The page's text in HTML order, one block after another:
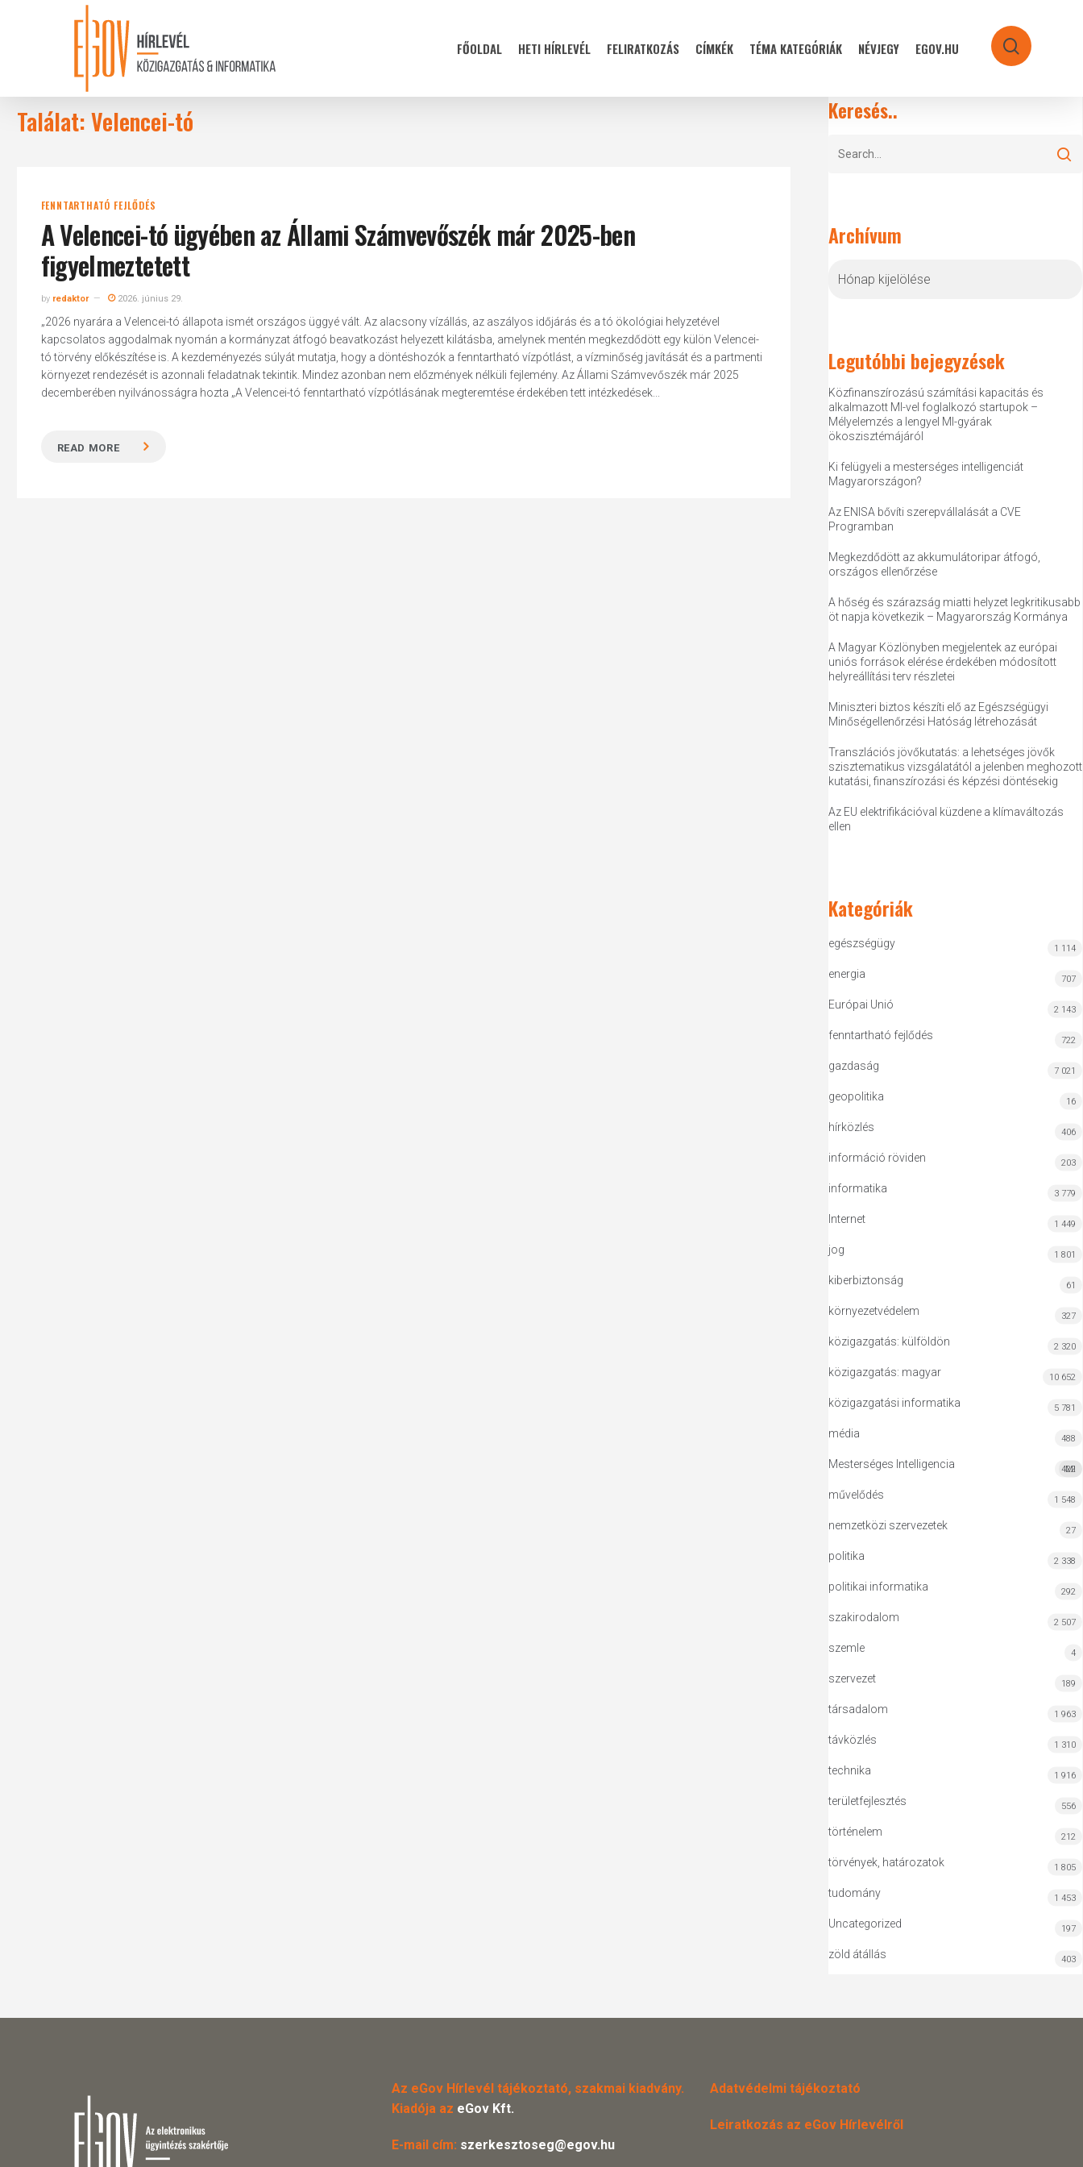
Hit enter to search or ESC to close
FŐOLDAL HETI HÍRLEVÉL FELIRATKOZÁS CÍMKÉK TÉMA KATEGÓRIÁK NÉVJEGY EGOV.HU search
Találat: Velencei-tó
FENNTARTHATÓ FEJLŐDÉS
A Velencei-tó ügyében az Állami Számvevőszék már 2025-ben
figyelmeztetett
by redaktor 2026. június 29.
„2026 nyarára a Velencei-tó állapota ismét országos üggyé vált. Az alacsony vízállás, az aszályos időjárás és a tó ökológiai helyzetével
kapcsolatos aggodalmak nyomán a kormányzat átfogó beavatkozást helyezett kilátásba, amelynek mentén megkezdődött egy külön Velencei-
tó törvény előkészítése is. A kezdeményezés súlyát mutatja, hogy a döntéshozók a fenntartható vízpótlást, a vízminőség javítását és a partmenti
környezet rendezését is azonnali feladatnak tekintik. Mindez azonban nem előzmények nélküli fejlemény. Az Állami Számvevőszék már 2025
decemberében nyilvánosságra hozta „A Velencei-tó fenntartható vízpótlásának megteremtése érdekében tett intézkedések...
READ MORE
Keresés..
Archívum
Legutóbbi bejegyzések
Közfinanszírozású számítási kapacitás és
alkalmazott MI-vel foglalkozó startupok –
Mélyelemzés a lengyel MI-gyárak
ökoszisztémájáról
Ki felügyeli a mesterséges intelligenciát
Magyarországon?
Az ENISA bővíti szerepvállalását a CVE
Programban
Megkezdődött az akkumulátoripar átfogó,
országos ellenőrzése
A hőség és szárazság miatti helyzet legkritikusabb
öt napja következik – Magyarország Kormánya
A Magyar Közlönyben megjelentek az európai
uniós források elérése érdekében módosított
helyreállítási terv részletei
Miniszteri biztos készíti elő az Egészségügyi
Minőségellenőrzési Hatóság létrehozását
Transzlációs jövőkutatás: a lehetséges jövők
szisztematikus vizsgálatától a jelenben meghozott
kutatási, finanszírozási és képzési döntésekig
Az EU elektrifikációval küzdene a klímaváltozás
ellen
Kategóriák
egészségügy 1 114
energia 707
Európai Unió 2 143
fenntartható fejlődés 722
gazdaság 7 021
geopolitika 16
hírközlés 406
információ röviden 203
informatika 3 779
Internet 1 449
jog 1 801
kiberbiztonság 61
környezetvédelem 327
közigazgatás: külföldön 2 320
közigazgatás: magyar 10 652
közigazgatási informatika 5 781
média 488
Mesterséges Intelligencia MI
422
művelődés 1 548
nemzetközi szervezetek 27
politika 2 338
politikai informatika 292
szakirodalom 2 507
szemle 4
szervezet 189
társadalom 1 963
távközlés 1 310
technika 1 916
területfejlesztés 556
történelem 212
törvények, határozatok 1 805
tudomány 1 453
Uncategorized 197
zöld átállás 403
Az eGov Hírlevél tájékoztató, szakmai kiadvány.
Kiadója az eGov Kft.
E-mail cím: szerkesztoseg@egov.hu
Adatvédelmi tájékoztató
Leiratkozás az eGov Hírlevélről